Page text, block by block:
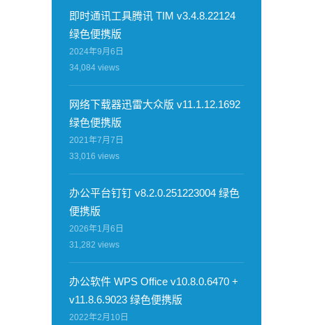
即时通讯工具腾讯 TIM v3.4.8.22124
绿色便携版
2024年9月6日
34,084 views
网络下载器迅雷大众版 v11.1.12.1692
绿色便携版
2021年7月7日
33,016 views
办公平台钉钉 v8.2.0.251223004 绿色
便携版
2026年1月6日
31,282 views
办公软件 WPS Office v10.8.0.6470 +
v11.8.6.9023 绿色便携版
2022年2月10日